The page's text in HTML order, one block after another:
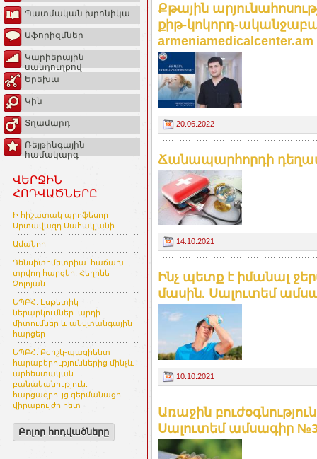
Պատմական խրոնիկա
Աֆորիզմներ
Կարիերային
սանդուղքով
Երեխա
Կին
Տղամարդ
Ռեյթինգային
համակարգ
ՎԵՐՋԻՆ
ՀՈԴՎԱԾՆԵՐԸ
Ի հիշատակ պրոֆեսոր
Արտավազդ Սահակյանի
Ամանոր
Դենսիտոմետրիա. հաճախ
տրվող հարցեր. Հեղինե
Չոլոյան
ԵՊԲՀ. Էսթետիկ
ներարկումներ. արդի
միտումներ և անվտանգային
հարցեր
ԵՊԲՀ. Բժիշկ-պացիենտ
հարաբերություններից մինչև
արհեստական
բանականություն.
հարցազրույց գերմանացի
վիրաբույժի հետ
Բոլոր հոդվածները
Քթային
քիթ-կոկորդ-
armeniamedicalcenter.am
20.06.2022
Ճանապարհորդի
14.10.2021
Ինչ պետք է իմանալ
մասին. Սալուտեմ
10.10.2021
Առաջին
Սալուտեմ ամսագիր